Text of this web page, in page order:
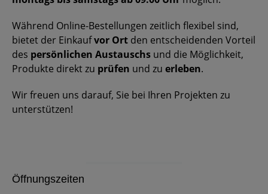
Während Online-Bestellungen zeitlich flexibel sind,
bietet der Einkaufvor Ort den entscheidenden Vorteil
des persönlichen Austauschs und die Möglichkeit,
Produkte direkt zu prüfen und zu erleben.
Wir freuen uns darauf, Sie bei Ihren Projekten zu
unterstützen!
Öffnungszeiten